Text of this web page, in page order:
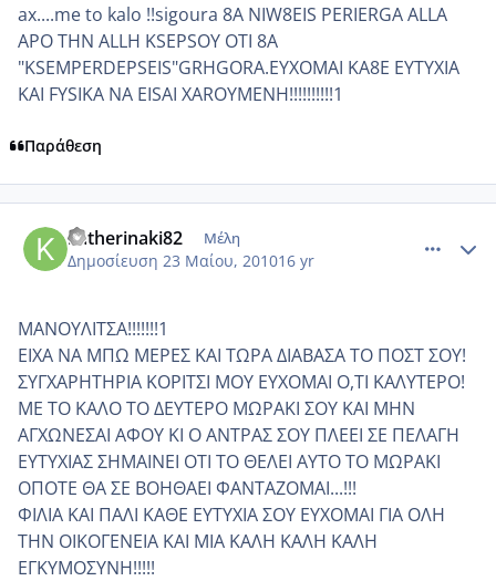
ax....me to kalo !!sigoura 8A NIW8EIS PERIERGA ALLA
APO THN ALLH KSEPSOY OTI 8A
"KSEMPERDEPSEIS"GRHGORA.EYXOMAI KA8E EYTYXIA
KAI FYSIKA NA EISAI XAROYMENH!!!!!!!!!!1
Παράθεση
katherinaki82 Μέλη
Δημοσίευση 23 Μαίου, 201016 yr
ΜΑΝΟΥΛΙΤΣΑ!!!!!!!1
ΕΙΧΑ ΝΑ ΜΠΩ ΜΕΡΕΣ ΚΑΙ ΤΩΡΑ ΔΙΑΒΑΣΑ ΤΟ ΠΟΣΤ ΣΟΥ!
ΣΥΓΧΑΡΗΤΗΡΙΑ ΚΟΡΙΤΣΙ ΜΟΥ ΕΥΧΟΜΑΙ Ο,ΤΙ ΚΑΛΥΤΕΡΟ!
ΜΕ ΤΟ ΚΑΛΟ ΤΟ ΔΕΥΤΕΡΟ ΜΩΡΑΚΙ ΣΟΥ ΚΑΙ ΜΗΝ
ΑΓΧΩΝΕΣΑΙ ΑΦΟΥ ΚΙ Ο ΑΝΤΡΑΣ ΣΟΥ ΠΛΕΕΙ ΣΕ ΠΕΛΑΓΗ
ΕΥΤΥΧΙΑΣ ΣΗΜΑΙΝΕΙ ΟΤΙ ΤΟ ΘΕΛΕΙ ΑΥΤΟ ΤΟ ΜΩΡΑΚΙ
ΟΠΟΤΕ ΘΑ ΣΕ ΒΟΗΘΑΕΙ ΦΑΝΤΑΖΟΜΑΙ...!!!
ΦΙΛΙΑ ΚΑΙ ΠΑΛΙ ΚΑΘΕ ΕΥΤΥΧΙΑ ΣΟΥ ΕΥΧΟΜΑΙ ΓΙΑ ΟΛΗ
ΤΗΝ ΟΙΚΟΓΕΝΕΙΑ ΚΑΙ ΜΙΑ ΚΑΛΗ ΚΑΛΗ ΚΑΛΗ
ΕΓΚΥΜΟΣΥΝΗ!!!!!